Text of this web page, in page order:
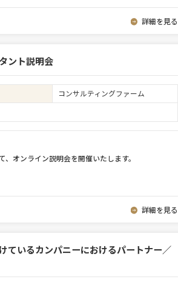
詳細を見る
ント説明会
コンサルティングファーム
オンライン説明会を開催いたします。
詳細を見る
いるカンパニーにおけるパートナー／